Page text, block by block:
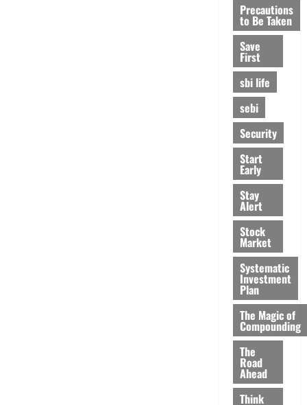
Precautions
to Be Taken
Save
First
sbi life
sebi
Security
Start
Early
Stay
Alert
Stock
Market
Systematic
Investment
Plan
The Magic of
Compounding
The
Road
Ahead
Think